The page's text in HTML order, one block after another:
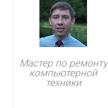
Мастер по ремонту
компьютерной
техники